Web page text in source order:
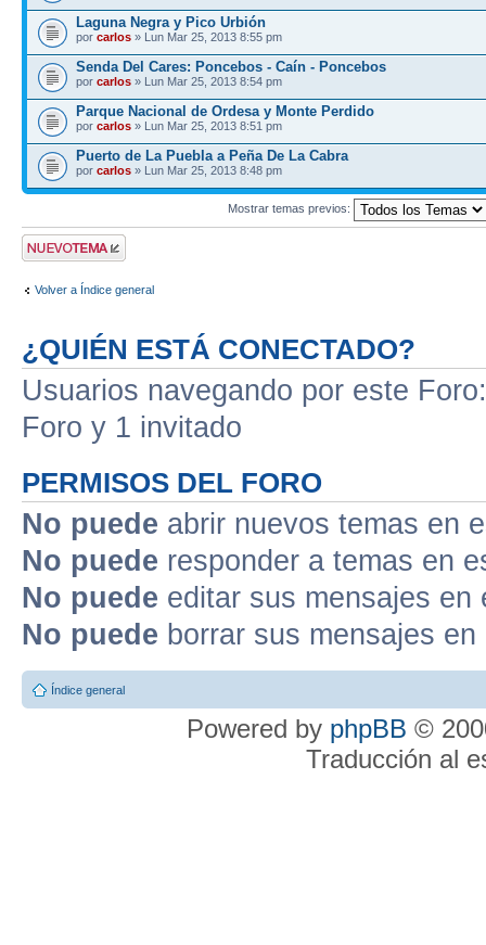
Laguna Negra y Pico Urbión
por carlos » Lun Mar 25, 2013 8:55 pm
Senda Del Cares: Poncebos - Caín - Poncebos
por carlos » Lun Mar 25, 2013 8:54 pm
Parque Nacional de Ordesa y Monte Perdido
por carlos » Lun Mar 25, 2013 8:51 pm
Puerto de La Puebla a Peña De La Cabra
por carlos » Lun Mar 25, 2013 8:48 pm
Mostrar temas previos:
Publicar un nuevo
tema
Volver a Índice general
¿QUIÉN ESTÁ CONECTADO?
Usuarios navegando por este
Foro y 1 invitado
PERMISOS DEL FORO
No puede abrir nuevos temas en
No puede responder a temas en
No puede editar sus mensajes en
No puede borrar sus mensajes
Índice general
Powered by phpBB ©
Traducción al